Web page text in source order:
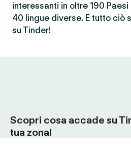
interessanti in oltre 190
40 lingue diverse. E tutto ciò
su Tinder!
Scopri cosa accade su
tua zona!